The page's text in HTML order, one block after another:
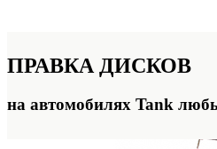
ПРАВКА ДИСКОВ
на автомобилях Tank